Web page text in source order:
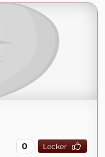
0 Lecker